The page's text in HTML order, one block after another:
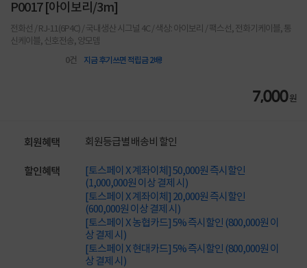
P0017 [아이보리/3m]
전화선 / RJ-11(6P4C) / 국내생산 시그널 4C / 색상: 아이보리 / 팩스선, 전화기케이블, 통
신케이블, 신호전송, 양모뎀
0건 지금 후기쓰면 적립금 2배!
7,000원
회원혜택 회원등급별 배송비 할인
할인혜택
[토스페이 X 계좌이체] 50,000원 즉시할인
(1,000,000원 이상 결제 시)
[토스페이 X 계좌이체] 20,000원 즉시할인
(600,000원 이상 결제 시)
[토스페이 X 농협카드] 5% 즉시할인 (800,000원 이
상 결제 시)
[토스페이 X 현대카드] 5% 즉시할인 (800,000원 이
상 결제 시)